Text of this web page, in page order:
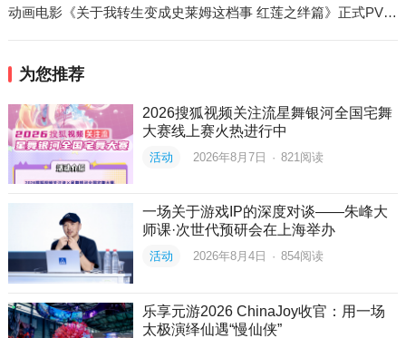
动画电影《关于我转生变成史莱姆这档事 红莲之绊篇》正式PV公开，11月25日上映
为您推荐
2026搜狐视频关注流星舞银河全国宅舞
大赛线上赛火热进行中
活动 2026年8月7日 · 821 阅读
一场关于游戏IP的深度对谈——朱峰大
师课·次世代预研会在上海举办
活动 2026年8月4日 · 854阅读
乐享元游2026 ChinaJoy收官：用一场
太极演绎仙遇“慢仙侠”